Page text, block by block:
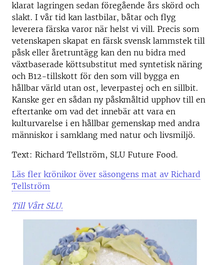
klarat lagringen sedan föregående års skörd och
slakt. I vår tid kan lastbilar, båtar och flyg
leverera färska varor när helst vi vill. Precis som
vetenskapen skapat en färsk svensk lammstek till
påsk eller åretruntägg kan den nu bidra med
växtbaserade köttsubstitut med syntetisk näring
och B12-tillskott för den som vill bygga en
hållbar värld utan ost, leverpastej och en sillbit.
Kanske ger en sådan ny påskmåltid upphov till en
eftertanke om vad det innebär att vara en
kulturvarelse i en hållbar gemenskap med andra
människor i samklang med natur och livsmiljö.
Text: Richard Tellström, SLU Future Food.
Läs fler krönikor över säsongens mat av Richard
Tellström
Till Vårt SLU.